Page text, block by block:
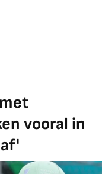
vooral in